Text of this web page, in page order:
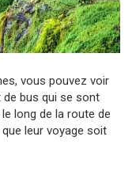
vous pouvez voir
bus qui se sont
long de la route de
leur voyage soit